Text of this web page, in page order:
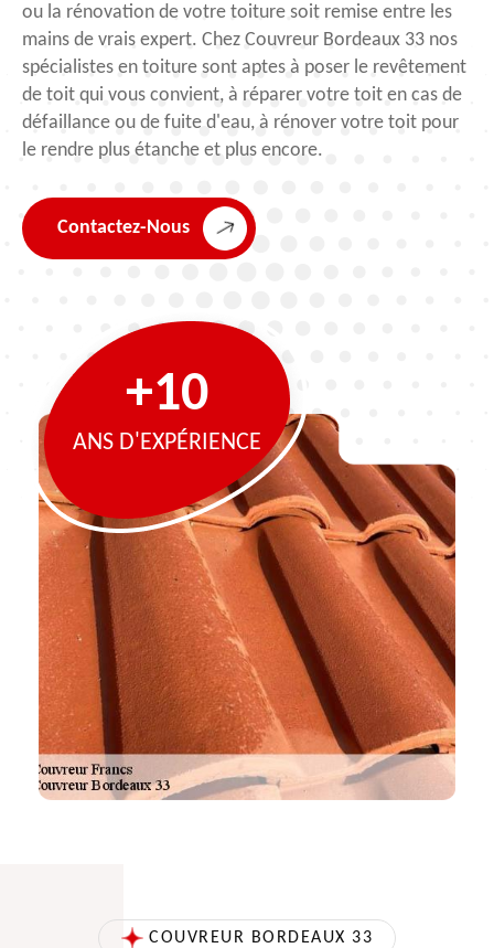
ou la rénovation de votre toiture soit remise entre les
mains de vrais expert. Chez Couvreur Bordeaux 33 nos
spécialistes en toiture sont aptes à poser le revêtement
de toit qui vous convient, à réparer votre toit en cas de
défaillance ou de fuite d'eau, à rénover votre toit pour
le rendre plus étanche et plus encore.
Contactez-Nous
+10
ANS D'EXPÉRIENCE
COUVREUR BORDEAUX 33